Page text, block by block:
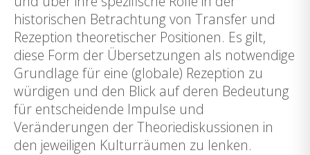
historischen Betrachtung von Transfer und
Rezeption theoretischer Positionen. Es gilt,
diese Form der Übersetzungen als notwendige
Grundlage für eine (globale) Rezeption zu
würdigen und den Blick auf deren Bedeutung
für entscheidende Impulse und
Veränderungen der Theoriediskussionen in
den jeweiligen Kulturräumen zu lenken.